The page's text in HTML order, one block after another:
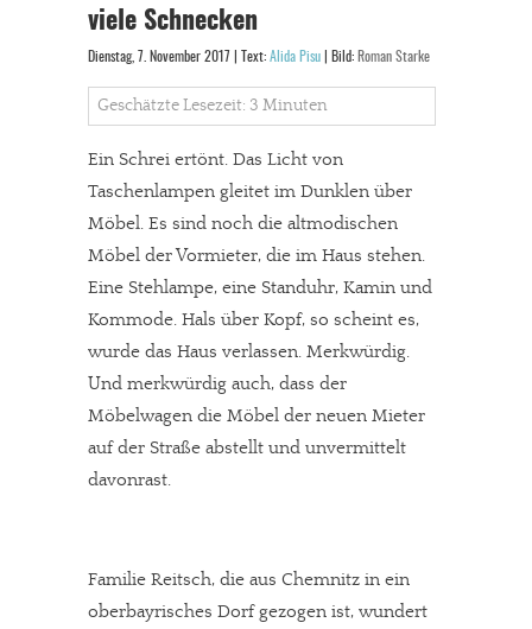
viele Schnecken
Dienstag, 7. November 2017 | Text: Alida Pisu | Bild: Roman Starke
Geschätzte Lesezeit: 3 Minuten
Ein Schrei ertönt. Das Licht von
Taschenlampen gleitet im Dunklen über
Möbel. Es sind noch die altmodischen
Möbel der Vormieter, die im Haus stehen.
Eine Stehlampe, eine Standuhr, Kamin und
Kommode. Hals über Kopf, so scheint es,
wurde das Haus verlassen. Merkwürdig.
Und merkwürdig auch, dass der
Möbelwagen die Möbel der neuen Mieter
auf der Straße abstellt und unvermittelt
davonrast.
Familie Reitsch, die aus Chemnitz in ein
oberbayrisches Dorf gezogen ist, wundert